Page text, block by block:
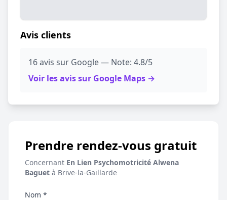
Avis clients
16 avis sur Google — Note: 4.8/5
Voir les avis sur Google Maps →
Prendre rendez-vous gratuit
Concernant En Lien Psychomotricité Alwena
Baguet à Brive-la-Gaillarde
Nom *